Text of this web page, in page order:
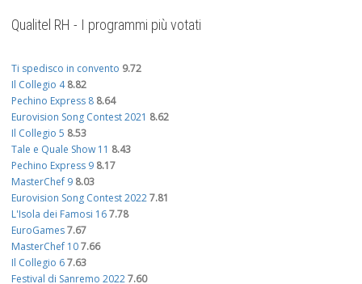
Qualitel RH - I programmi più votati
Ti spedisco in convento 9.72
Il Collegio 4 8.82
Pechino Express 8 8.64
Eurovision Song Contest 2021 8.62
Il Collegio 5 8.53
Tale e Quale Show 11 8.43
Pechino Express 9 8.17
MasterChef 9 8.03
Eurovision Song Contest 20227.81
L'Isola dei Famosi 167.78
EuroGames7.67
MasterChef 107.66
Il Collegio 67.63
Festival di Sanremo 20227.60